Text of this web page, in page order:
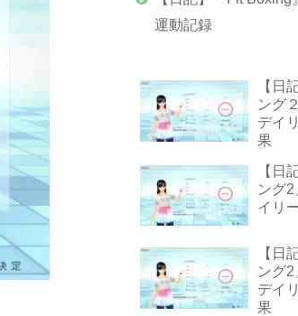
運動記録
【日
ング
デイ
果
【日
ング
イリ
【日
ング
デイ
果